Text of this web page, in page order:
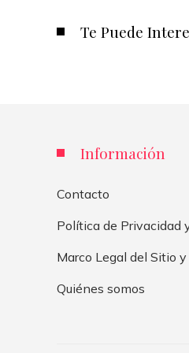
Te Puede
Información
Contacto
Política de Privacidad
Marco Legal del Sitio
Quiénes somos